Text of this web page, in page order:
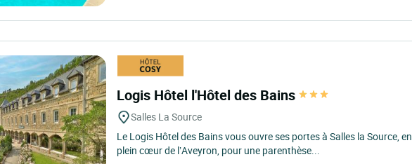
Logis Hôtel l'Hôtel des Bains
Salles La Source
Le Logis Hôtel des Bains vous ouvre ses portes à Salles la Source, en
plein cœur de l’Aveyron, pour une parenthèse...